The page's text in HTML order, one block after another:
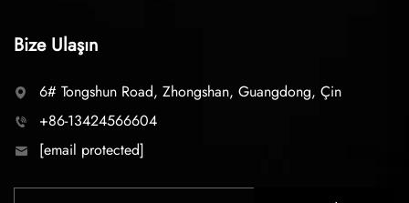
Bize Ulaşın
6# Tongshun Road, Zhongshan, Guangdong, Çin
+86-13424566604
[email protected]